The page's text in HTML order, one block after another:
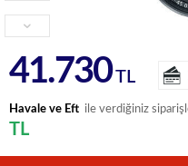
41.730TL
Havale ve Eft ile verdiğiniz
TL